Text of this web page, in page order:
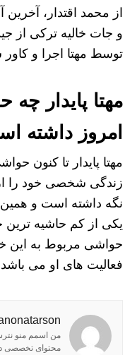
از محمد اقتدار، آخرین
و جات خالیه ترکی از
توسط مهتا اجرا و
مهتا پایدار چه
امروز داشته
مهتا پایدار تا کنون
زندگی شخصی خود را
نگه داشته است و
یکی از کم حاشیه ترین
حواشی مربوط به این
فعالیت های او می
من اسمم منو
محتوای تخصصی